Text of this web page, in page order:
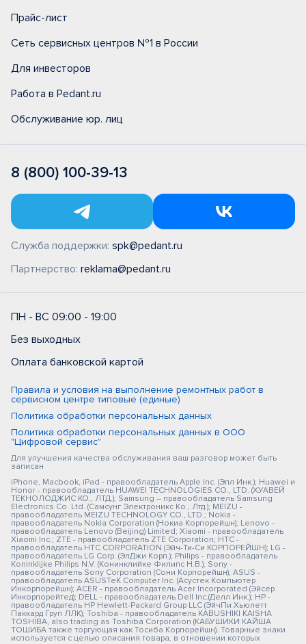
Прайс-лист
Сеть сервисных центров №1 в России
Для инвесторов
Работа в Pedant.ru
Обслуживание юр. лиц
8 (800) 100-39-13
Служба поддержки: spk@pedant.ru
Партнерство: reklama@pedant.ru
ПН - ВС 09:00 - 19:00
Без выходных
Оплата банковской картой
Правила и условия на выполнение ремонтных работ в
сервисном центре типовые (единые)
Политика обработки персональных данных
Политика обработки персональных данных в ООО
"Цифровой сервис"
Для улучшения качества обслуживания ваш разговор может быть
записан
iPhone, Macbook, iPad - правообладатель Apple Inc. (Эпл Инк.); Huawei и
Honor - правообладатель HUAWEI TECHNOLOGIES CO., LTD. (ХУАВЕЙ
ТЕКНОЛОДЖИС КО., ЛТД.); Samsung – правообладатель Samsung
Electronics Co. Ltd. (Самсунг Электроникс Ко., Лтд.); MEIZU -
правообладатель MEIZU TECHNOLOGY CO., LTD.; Nokia -
правообладатель Nokia Corporation (Нокиа Корпорейшн); Lenovo -
правообладатель Lenovo (Beijing) Limited; Xiaomi - правообладатель
Xiaomi Inc.; ZTE - правообладатель ZTE Corporation; HTC -
правообладатель HTC CORPORATION (Эйч-Ти-Си КОРПОРЕЙШН); LG -
правообладатель LG Corp. (ЭлДжи Корп.); Philips - правообладатель
Koninklijke Philips N.V. (Конинклийке Филипс Н.В.); Sony -
правообладатель Sony Corporation (Сони Корпорейшн); ASUS -
правообладатель ASUSTeK Computer Inc. (Асустек Компьютер
Инкорпорейшн); ACER - правообладатель Acer Incorporated (Эйсер
Инкорпорейтед); DELL - правообладатель Dell Inc.(Делл Инк.); HP -
правообладатель HP Hewlett-Packard Group LLC (ЭйчПи Хьюлетт
Паккард Груп ЛЛК); Toshiba - правообладатель KABUSHIKI KAISHA
TOSHIBA, also trading as Toshiba Corporation (КАБУШИКИ КАЙША
ТОШИБА также торгующая как Тосиба Корпорейшн). Товарные знаки
используется с целью описания товара, в отношении которых